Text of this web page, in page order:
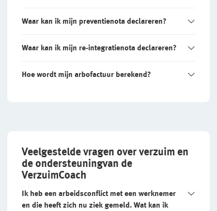
Waar kan ik mijn preventienota declareren?
Waar kan ik mijn re-integratienota declareren?
Hoe wordt mijn arbofactuur berekend?
Veelgestelde vragen over verzuim en
de ondersteuningvan de
VerzuimCoach
Ik heb een arbeidsconflict met een werknemer
en die heeft zich nu ziek gemeld. Wat kan ik